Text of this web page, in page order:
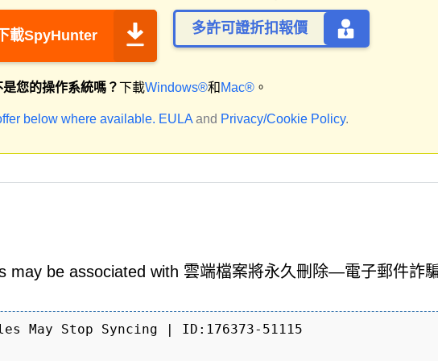
下載SpyHunter 多許可證折扣報價
是您的操作系統嗎？下載Windows®和 Mac® 。
below where available. EULA and Privacy/Cookie Policy.
may be associated with 雲端檔案將永久刪除—電子郵件詐
May Stop Syncing | ID:176373-51115